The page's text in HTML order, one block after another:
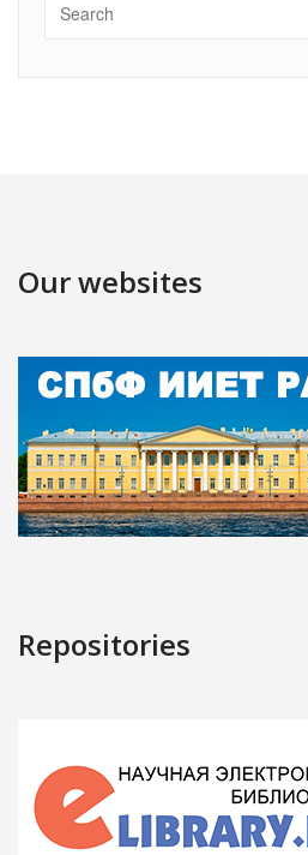
Our websites
Repositories